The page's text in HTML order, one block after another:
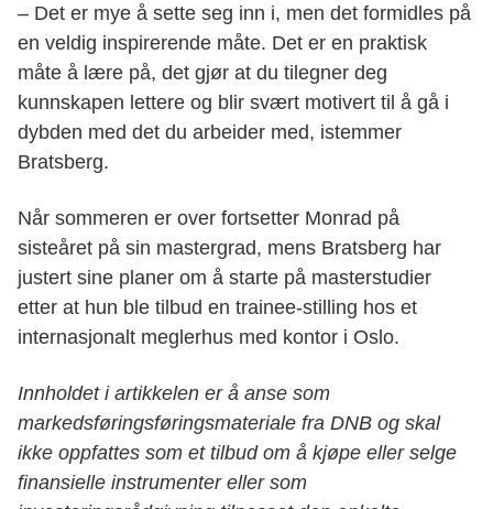
– Det er mye å sette seg inn i, men det formidles på
en veldig inspirerende måte. Det er en praktisk
måte å lære på, det gjør at du tilegner deg
kunnskapen lettere og blir svært motivert til å gå i
dybden med det du arbeider med, istemmer
Bratsberg.
Når sommeren er over fortsetter Monrad på
sisteåret på sin mastergrad, mens Bratsberg har
justert sine planer om å starte på masterstudier
etter at hun ble tilbud en trainee-stilling hos et
internasjonalt meglerhus med kontor i Oslo.
Innholdet i artikkelen er å anse som
markedsføringsføringsmateriale fra DNB og skal
ikke oppfattes som et tilbud om å kjøpe eller selge
finansielle instrumenter eller som